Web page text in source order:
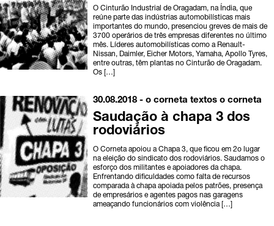
O Cinturão Industrial de Oragadam, na Índia, que
reúne parte das indústrias automobilísticas mais
importantes do mundo, presenciou greves de mais de
3700 operários de três empresas diferentes no último
mês. Líderes automobilísticas como a Renault-
Nissan, Daimler, Eicher Motors, Yamaha, Apollo Tyres,
entre outras, têm plantas no Cinturão de Oragadam.
Os […]
30.08.2018 -o corneta textos o corneta
Saudação à chapa 3 dos
rodoviários
O Corneta apoiou a Chapa 3, que ficou em 2o lugar
na eleição do sindicato dos rodoviários. Saudamos o
esforço dos militantes e apoiadores da chapa.
Enfrentando dificuldades como falta de recursos
comparada à chapa apoiada pelos patrões, presença
de empresários e agentes pagos nas garagens
ameaçando funcionários com violência […]